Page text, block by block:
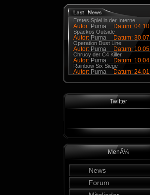
Erstes Spiel in der Interne...
Autor: Puma Datum:
Spackos Outside
Autor: Puma Datum:
Operation Dust Line
Autor: Puma Datum:
Chrucy der C4 Killer
Autor: Puma Datum:
Rainbow Six Siege
Autor: Puma Datum:
Twitter
MenÃ¼
News
Forum